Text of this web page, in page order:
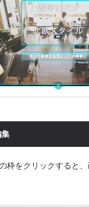
集
枠をクリックすると